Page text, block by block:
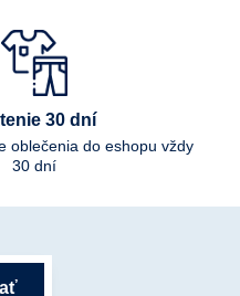
30 dní
oblečenia do eshopu vždy
30 dní